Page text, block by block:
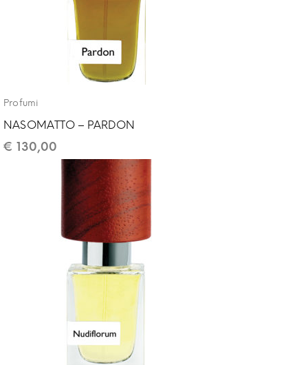
Profumi
NASOMATTO – PARDON
€ 130,00